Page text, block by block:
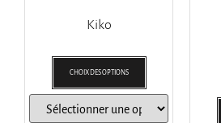
Kiko
CHOIX DES OPTIONS